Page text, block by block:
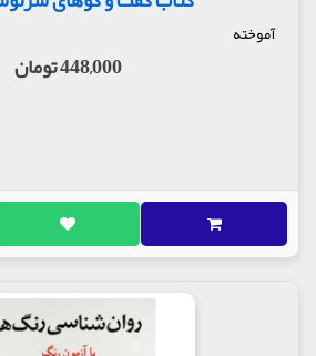
آموخته
448,000 تومان